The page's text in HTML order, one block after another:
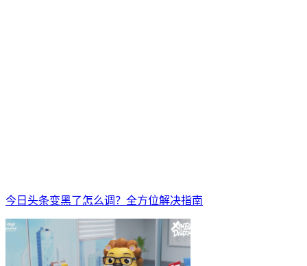
今日头条变黑了怎么调？全方位解决指南